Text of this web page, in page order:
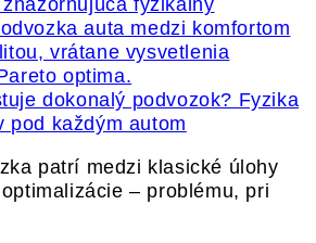
dokonalý podvozok? Fyzika
pod každým autom
patrí medzi klasické úlohy
– problému, pri